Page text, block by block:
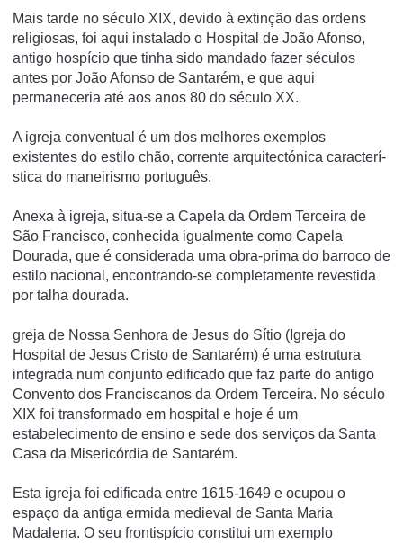
Mais tarde no século XIX, devido à extinção das ordens
religiosas, foi aqui instalado o Hospital de João Afonso,
antigo hospí­cio que tinha sido mandado fazer séculos
antes por João Afonso de Santarém, e que aqui
permaneceria até aos anos 80 do século XX.
A igreja conventual é um dos melhores exemplos
existentes do estilo chão, corrente arquitectónica caracterí­
stica do maneirismo português.
Anexa à igreja, situa-se a Capela da Ordem Terceira de
São Francisco, conhecida igualmente como Capela
Dourada, que é considerada uma obra-prima do barroco de
estilo nacional, encontrando-se completamente revestida
por talha dourada.
greja de Nossa Senhora de Jesus do Sítio (Igreja do
Hospital de Jesus Cristo de Santarém) é uma estrutura
integrada num conjunto edificado que faz parte do antigo
Convento dos Franciscanos da Ordem Terceira. No século
XIX foi transformado em hospital e hoje é um
estabelecimento de ensino e sede dos serviços da Santa
Casa da Misericórdia de Santarém.
Esta igreja foi edificada entre 1615-1649 e ocupou o
espaço da antiga ermida medieval de Santa Maria
Madalena. O seu frontispício constitui um exemplo